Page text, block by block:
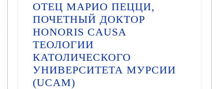
ОТЕЦ МАРИО ПЕЦЦИ,
ПОЧЕТНЫЙ ДОКТОР
HONORIS CAUSA
ТЕОЛОГИИ
КАТОЛИЧЕСКОГО
УНИВЕРСИТЕТА МУРСИИ
(UCAM)